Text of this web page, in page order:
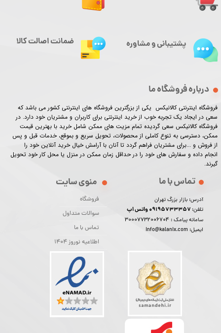
درباره فروشگاه ما
فروشگاه اینترنتی کالانیکس یکی از بزرگترین فروشگاه های اینترنتی کشور می باشد که
سعی در ایجاد یک تجربه خوب از خرید اینترنتی برای کاربران و مشتریان خود دارد. در
فروشگاه کالانیکس سعی گردیده تمام مزیت های ممکن شامل خرید با بهترین قیمت
ممکن، دسترسی به تنوع کاملی از محصولات، تحویل سریع و بموقع، خدمات قبل و پس
از فروش و ...برای مشتریان فراهم گردد تا آنان با آرامش خیال خرید آنلاین خود را
انجام داده و سفارش های خود را در حداقل زمان ممکن در منزل یا محل کار خود تحویل
گیرند.​​​​​​​
منوی سایت
فروشگاه
سوالات متداول
تماس با ما
اطلاعیه نوروز 1404
تماس با ما
آدرس: بازار بزرگ تهران
تلفن:
سامانه پیامک : 30007732006704
ایمیل: info@kalanix.com
پشتیبانی و مشاوره ضمانت اصالت کالا